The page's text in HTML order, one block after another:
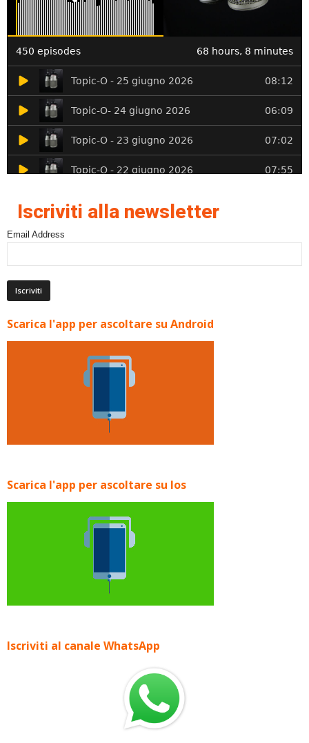
Iscriviti alla newsletter
Email Address
Scarica l'app per ascoltare su Android
Scarica l'app per ascoltare su Ios
Iscriviti al canale WhatsApp